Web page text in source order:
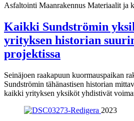
Asfaltointi Maanrakennus Materiaalit ja
Kaikki Sundströmin
yrityksen historian
projektissa
Seinäjoen raakapuun kuormauspaikan
Sundströmin tähänastisen historian
kaikki yrityksen yksiköt yhdistivät
2023